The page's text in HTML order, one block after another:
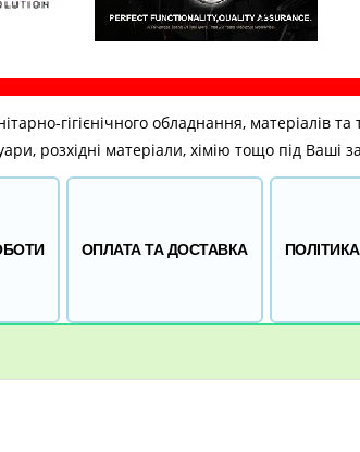
гігієнічного обладнання, матеріалів та
розхідні матеріали, хімію тощо під Ваші
ОПЛАТА ТА ДОСТАВКА